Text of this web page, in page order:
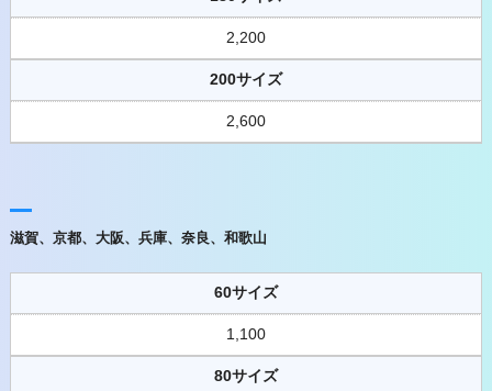
2,200
200サイズ
2,600
滋賀、京都、大阪、兵庫、奈良、和歌山
60サイズ
1,100
80サイズ